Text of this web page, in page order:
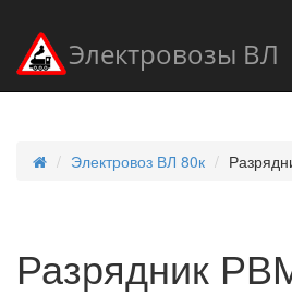
Электровозы ВЛ
Электровоз ВЛ 80к
Разрядник